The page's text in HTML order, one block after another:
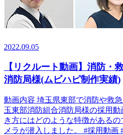
2022.09.05
【リクルート動画】消防・
消防局様(ムビハピ制作実績)
動画内容 埼玉県東部で消防や救
玉東部消防組合消防局様の採用
き方にはどのような特徴がある
メラが潜入しました。 #採用動画